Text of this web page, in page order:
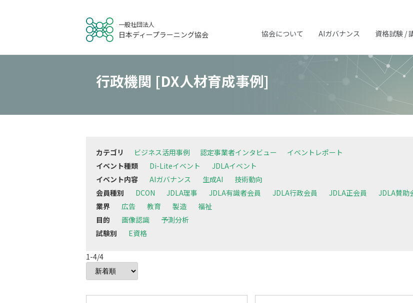
一般社団法人
日本ディープラーニング協会 協会について AIガバナンス 資格試験 /
行政機関 [DX人材育成事例]
カテゴリ ビジネス活用事例 認定事業者インタビュー
イベントレポート
イベント種類
Di-Liteイベント
JDLAイベント
イベント内容
AIガバナンス 生成AI
技術動向
会員種別
DCON JDLA理事 JDLA有識者会員 JDLA行政会員 JDLA正会員
JDLA賛助
業界
広告 教育 製造
福祉
目的
画像認識
予測分析
試験別
E資格
1-4/4